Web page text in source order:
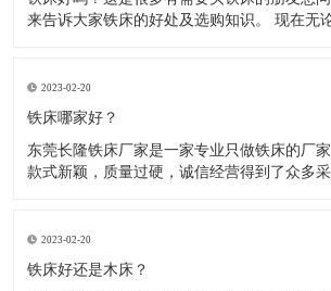
来告诉大家铁床的好处及选购知识。 现在无论是在学校宿舍，工
命长，价格相对也比较实惠。木床不防腐、容
晃。 现
2023-02-20
铁床哪家好？
东莞长隆铁床厂家是一家专业只做铁床的厂
款式新颖，质量过硬，诚信经营得到了众多采
料全部采用加厚材料，可承重500kg，稳固不
2023-02-20
铁床好还是木床？